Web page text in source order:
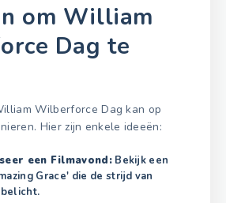
om William
Dag te
Wilberforce Dag kan op
Hier zijn enkele ideeën:
een Filmavond: Bekijk een
Grace' die de strijd van